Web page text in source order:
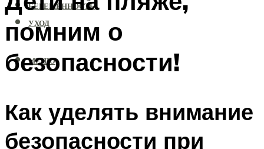
БЕРЕМЕННОСТЬ
УХОД
МЕНЮ
помним о
безопасности!
Как уделять внимание
безопасности при